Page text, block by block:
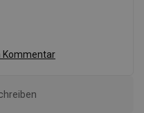
Kommentar